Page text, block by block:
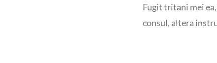
Fugit tritani mei
consul, altera